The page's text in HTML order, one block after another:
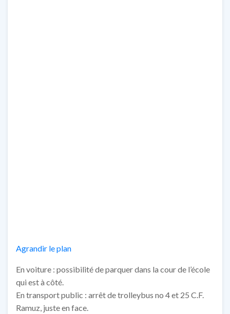
Agrandir le plan
En voiture : possibilité de parquer dans la cour de l’école
qui est à côté.
En transport public : arrêt de trolleybus no 4 et 25 C.F.
Ramuz, juste en face.